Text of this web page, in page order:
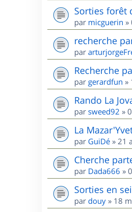
Sorties forêt
par micguerin »
recherche
par
Recherche
par gerardfun »
Rando La
par sweed92 »
La
par GuiDé » 21
Cherche
par Dada666 »
Sorties en
par douy » 18